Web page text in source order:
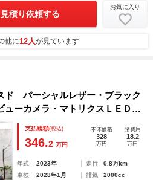
積り依頼する
お気に入り
他に12人が見ています
ド パーシャルレザー・ブラック
ューカメラ・マトリクスＬＥＤ・
ンフォートパッケージ
支払総額(税込)
346.2 万円
本体価格
328
万円
諸費用
18.2
万円
年式 2023年 走行
0.8万km
車検
2028年1月 排気
2000cc